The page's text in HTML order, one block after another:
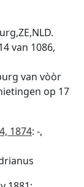
van 1086,
van vòòr
op 17
1874: -,